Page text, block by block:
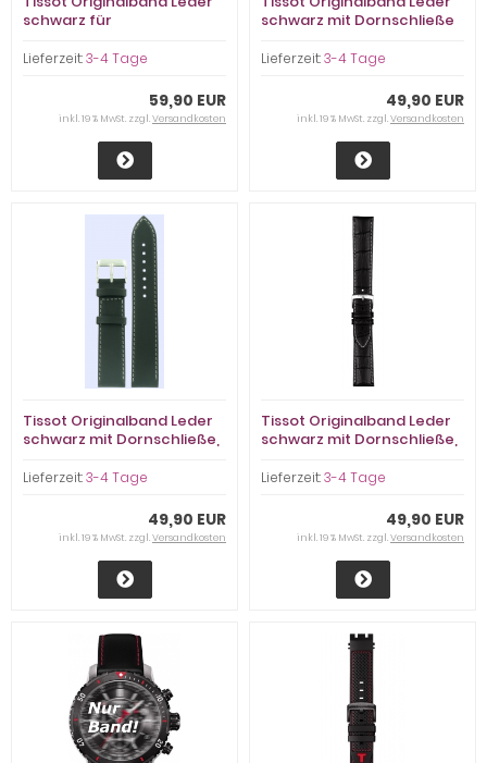
schwarz für
Locle
Lieferzeit:3-4 Tage
59,90 EUR
inkl. 19 % MwSt. zzgl.Versandkosten
schwarz mit Dornschließe
Lieferzeit:3-4 Tage
49,90 EUR
inkl. 19 % MwSt. zzgl.Versandkosten
Tissot Originalband Leder
schwarz mit Dornschließe,
Lieferzeit:3-4 Tage
49,90 EUR
inkl. 19 % MwSt. zzgl.Versandkosten
Tissot Originalband Leder
schwarz mit Dornschließe,
Lieferzeit:3-4 Tage
49,90 EUR
inkl. 19 % MwSt. zzgl.Versandkosten